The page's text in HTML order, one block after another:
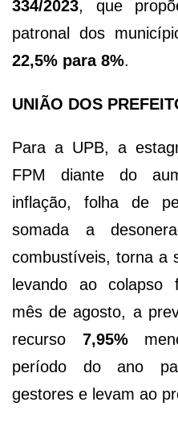
334/2023, que
patronal dos
22,5% para 8%.
UNIÃO DOS
Para a UPB, a
FPM diante do
inflação, folha de
somada a
combustíveis, torna a
levando ao colapso
mês de agosto, a
recurso 7,95%
período do ano
gestores e levam ao